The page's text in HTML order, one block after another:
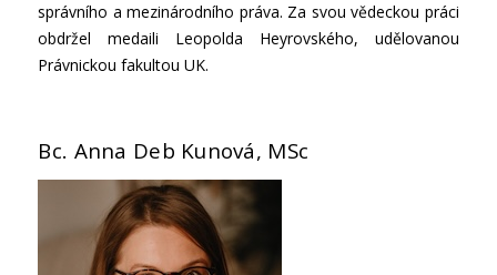
správního a mezinárodního práva. Za svou vědeckou práci
obdržel medaili Leopolda Heyrovského, udělovanou
Právnickou fakultou UK.
Bc. Anna Deb Kunová, MSc